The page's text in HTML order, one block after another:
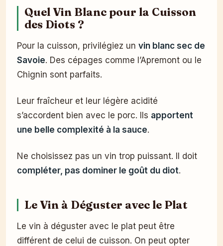
Quel Vin Blanc pour la Cuisson
des Diots ?
Pour la cuisson, privilégiez un vin blanc sec de
Savoie. Des cépages comme l’Apremont ou le
Chignin sont parfaits.
Leur fraîcheur et leur légère acidité
s’accordent bien avec le porc. Ils apportent
une belle complexité à la sauce.
Ne choisissez pas un vin trop puissant. Il doit
compléter, pas dominer le goût du diot.
Le Vin à Déguster avec le Plat
Le vin à déguster avec le plat peut être
différent de celui de cuisson. On peut opter